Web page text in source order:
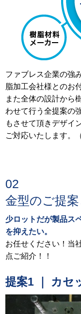
ファブレス企業の強
脂加工会社様とのお
また全体の設計から
わせて行う全提案の
もさせて頂きデザイ
ご対応いたします。
02
金型のご提
少ロットだが製品ス
を抑えたい。
お任せください！当
点ご紹介！！
提案1 ｜ カセ